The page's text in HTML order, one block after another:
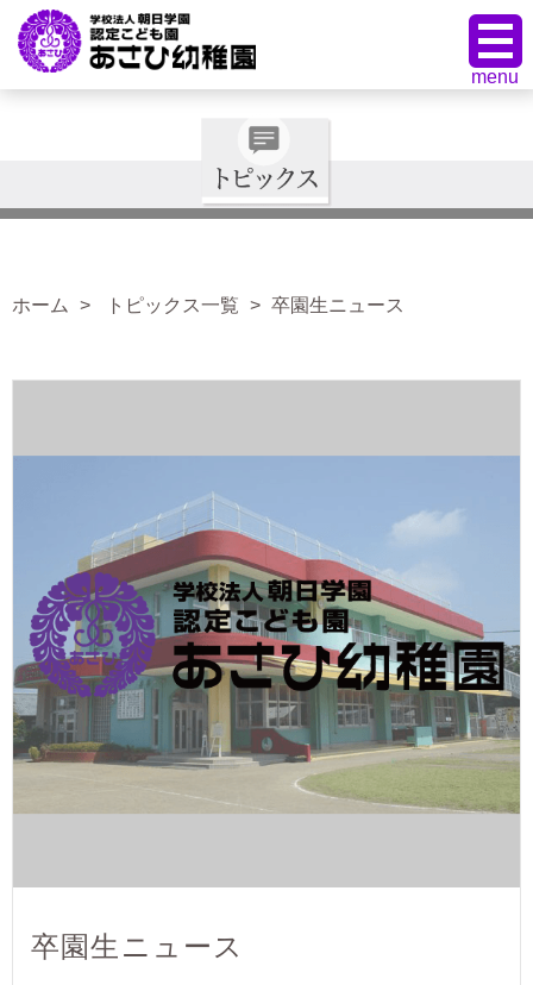
ホーム トピックス一覧 卒園生ニュース
卒園生ニュース